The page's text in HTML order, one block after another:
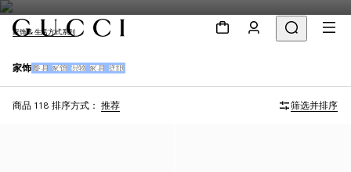
家饰 & 生活方式系列
家饰 餐具 家饰 织物 家具 壁纸
商品 118 排序方式： 推荐 筛选并排序